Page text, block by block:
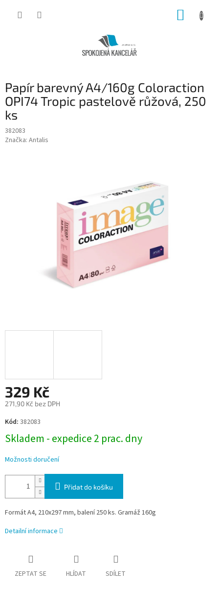
Papír barevný A4/160g Coloraction
OPI74 Tropic pastelově růžová, 250
ks
382083
Značka: Antalis
329 Kč
271,90 Kč bez DPH
Měrná
cena:
Kód: 382083
Skladem - expedice 2 prac. dny
Možnosti doručení
Přidat do košíku
Formát A4, 210x297 mm, balení 250 ks. Gramáž 160g
Detailní informace
ZEPTAT SE HLÍDAT SDÍLET